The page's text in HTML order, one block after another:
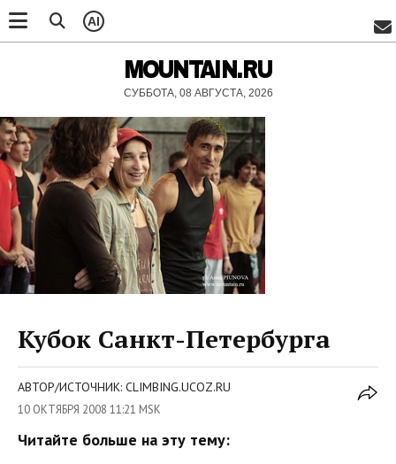
AI
MOUNTAIN.RU
СУББОТА, 08 АВГУСТА, 2026
Кубок Санкт-Петербурга
АВТОР/ИСТОЧНИК: CLIMBING.UCOZ.RU
10 ОКТЯБРЯ 2008 11:21 MSK
Читайте больше на эту тему: